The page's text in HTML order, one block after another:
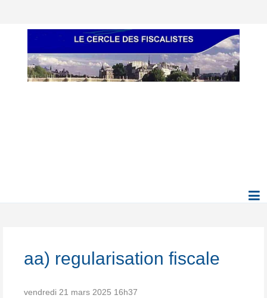
aa) regularisation fiscale
vendredi 21 mars 2025 16h37